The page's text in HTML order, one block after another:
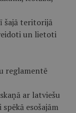
šajā teritorijā
un lietoti
reglamentē
ar latviešu
esošajām